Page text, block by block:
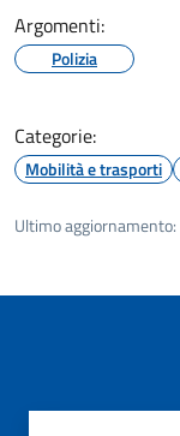
Argomenti:
Polizia
Categorie:
Mobilità e trasporti
Ultimo aggiornamento: